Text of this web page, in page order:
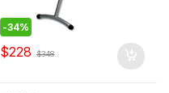
-34%
$228 $348